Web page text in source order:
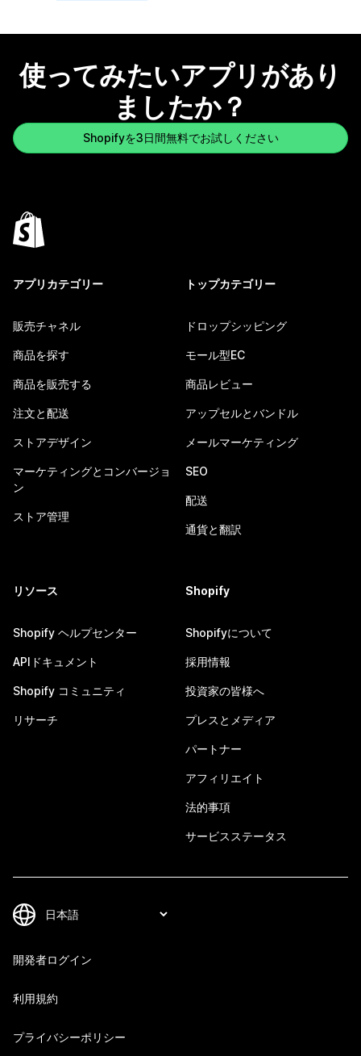
使ってみたいアプリがあり
ましたか？
Shopifyを3日間無料でお試しください
アプリカテゴリー
販売チャネル
商品を探す
商品を販売する
注文と配送
ストアデザイン
マーケティングとコンバージョ
ン
ストア管理
トップカテゴリー
ドロップシッピング
モール型EC
商品レビュー
アップセルとバンドル
メールマーケティング
SEO
配送
通貨と翻訳
リソース
Shopify ヘルプセンター
APIドキュメント
Shopify コミュニティ
リサーチ
Shopify
Shopifyについて
採用情報
投資家の皆様へ
プレスとメディア
パートナー
アフィリエイト
法的事項
サービスステータス
開発者ログイン
利用規約
プライバシーポリシー